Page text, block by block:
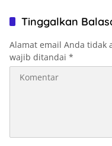
Tinggalkan
Alamat email Anda tidak
wajib ditandai *